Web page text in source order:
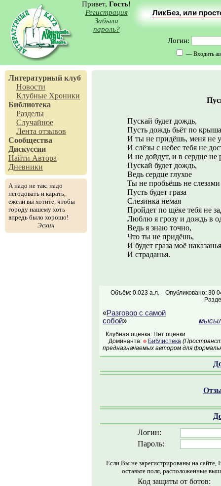
Привет, Гость!
Регистрация
Забыли
пароль?
ЛикБез, или
Логин:
— Входить
Литературный клуб
Новости
Клубные Хроники
Библиотека
Разделы
Случайное
Лента отзывов
Сообщества
Дискуссии
Найти Автора
Дневники
А надо не так: надо
негодовать и карать,
ежели вы хотите, чтобы
городу нашему хоть
впредь было хорошо!
Эсхин
Пускай будет дождь,
Пусть дождь бьёт по
И ты не придёшь, меня не
И слёзы с небес тебя не
И не дойдут, и в сердце не
Пускай будет дождь,
Ведь сердце глухое
Ты не пробьёшь не
Пусть будет граза
Слезинка немая
Пройдет по щёке тебя не
Люблю я грозу и дождь в
Ведь я знаю точно,
Что ты не придёшь,
И будет граза моё
И страданья.
Объём: 0.023 а.л.
Опубликовано: 30
«Разговор с самой
собой»
Клубная оценка: Нет оценки
Доминанта:
Библиотека
предназначаемых автором для
Логин:
Пароль:
Если Вы не зарегистрированы на
оставьте поля, расположенные
Код защиты от ботов: